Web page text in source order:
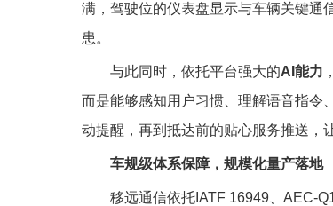
满，驾驶位的仪表盘显示与车辆关键通
患。
与此同时，依托平台强大的AI能力
而是能够感知用户习惯、理解语音指
动提醒，再到抵达前的贴心服务推送，
车规级体系保障，规模化量产落地
移远通信依托IATF 16949、AEC-